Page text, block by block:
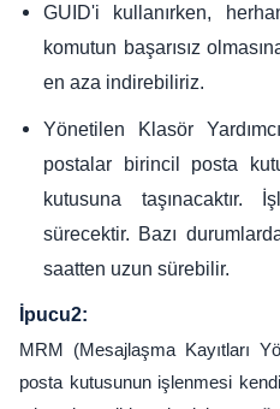
GUID'i kullanırken,
komutun başarısız
en aza indirebiliriz.
Yönetilen Klasör
postalar birincil posta
kutusuna
sürecektir. Bazı
saatten uzun sürebilir.
İpucu2:
MRM (Mesajlaşma Kayıtları
posta kutusunun işlenmesi